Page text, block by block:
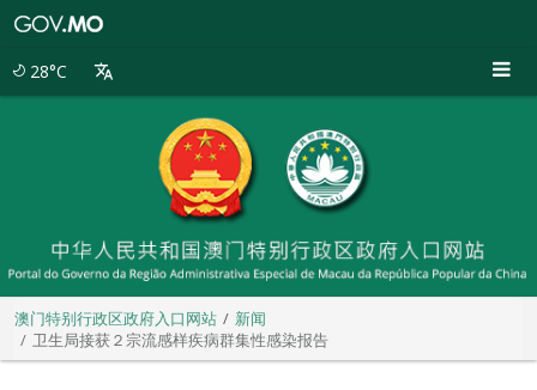
28°C
澳门特别行政区政府入口网站
新闻
卫生局接获２宗流感样疾病群集性感染报告